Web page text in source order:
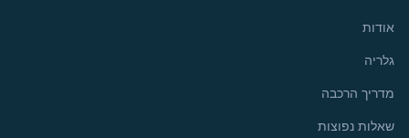
אודות
גלריה
מדריך הרכבה
שאלות נפוצות